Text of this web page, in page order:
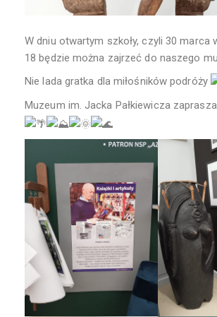
W dniu otwartym szkoły, czyli 30 marca
18 będzie można zajrzeć do naszego
Nie lada gratka dla miłośników podróży
Muzeum im. Jacka Pałkiewicza zaprasza